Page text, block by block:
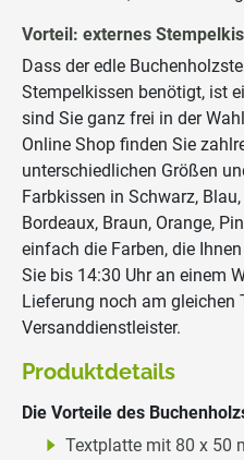
Vorteil: externes
Dass der edle
Stempelkissen benötigt, ist
sind Sie ganz frei in der
Online Shop finden Sie
unterschiedlichen Größen
Farbkissen in Schwarz,
Bordeaux, Braun, Orange,
einfach die Farben, die
Sie bis 14:30 Uhr an einem
Lieferung noch am gleichen
Versanddienstleister.
Produktdetails
Die Vorteile des
Textplatte mit 80 x 50